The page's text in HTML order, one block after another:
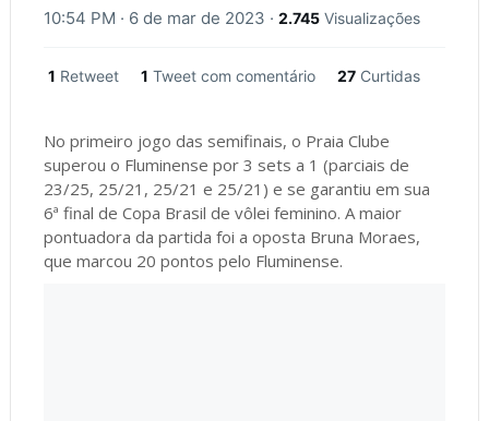
10:54 PM · 6 de mar de 2023 · 2.745 Visualizações
1 Retweet 1 Tweet com comentário 27 Curtidas
No primeiro jogo das semifinais, o Praia Clube
superou o Fluminense por 3 sets a 1 (parciais de
23/25, 25/21, 25/21 e 25/21) e se garantiu em sua
6ª final de Copa Brasil de vôlei feminino. A maior
pontuadora da partida foi a oposta Bruna Moraes,
que marcou 20 pontos pelo Fluminense.